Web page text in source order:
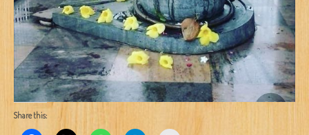
Share this: